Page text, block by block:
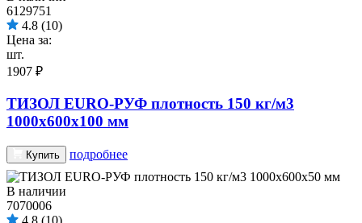
ТИЗОЛ EURO-РУФ плотность 150 кг/м3
1000х600х100 мм
6129751
4.8 (10)
Цена за:
шт.
1907 ₽
Купить подробнее
В наличии
7070006
4.8 (10)